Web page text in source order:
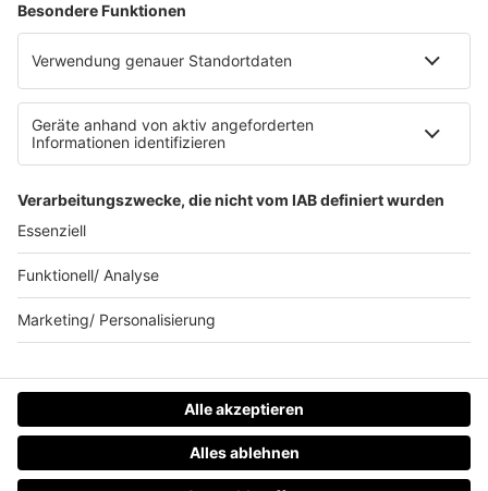
Werbung schalten
Waffel-Werbepartner
80s80s.de
90s90s.de
1deutsch.de
WEIHNACHTSMUSIK.FM
© barba radio. Ein Baby von Barbara Schöneberger und
REGIOCAST.